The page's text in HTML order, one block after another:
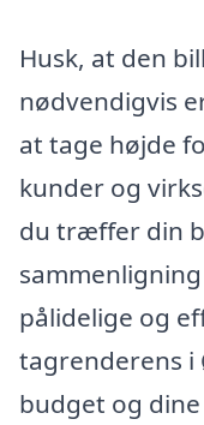
Husk, at den
nødvendigvis
at tage højde
kunder og
du træffer din
pålidelige og
tagrenderens i
budget og dine